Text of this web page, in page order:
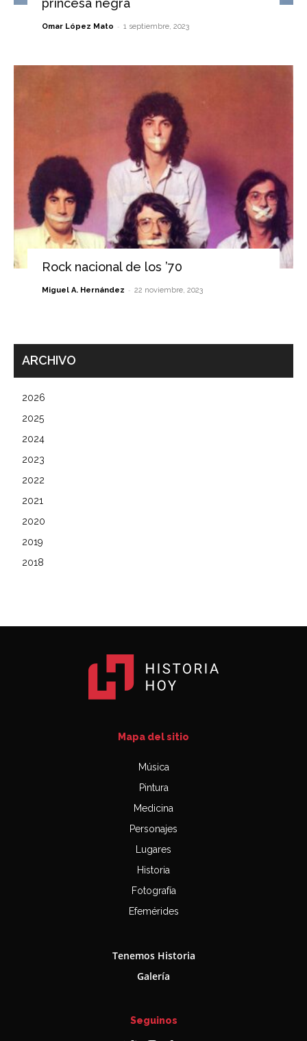
princesa negra
Omar López Mato - 1 septiembre, 2023
Rock nacional de los ’70
Miguel A. Hernández - 22 noviembre, 2023
ARCHIVO
2026
2025
2024
2023
2022
2021
2020
2019
2018
Mapa del sitio
Música
Pintura
Medicina
Personajes
Lugares
Historia
Fotografía
Efemérides
Tenemos Historia
Galería
Seguinos